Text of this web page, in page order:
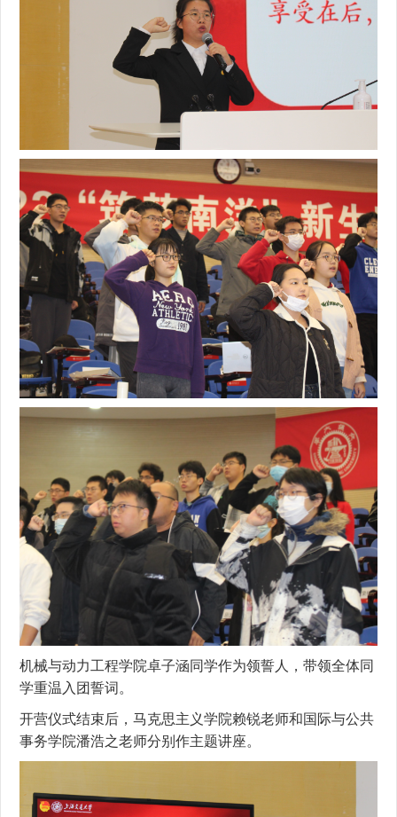
机械与动力工程学院卓子涵同学作为领誓人，带领全体同
学重温入团誓词。
开营仪式结束后，马克思主义学院赖锐老师和国际与公共
事务学院潘浩之老师分别作主题讲座。